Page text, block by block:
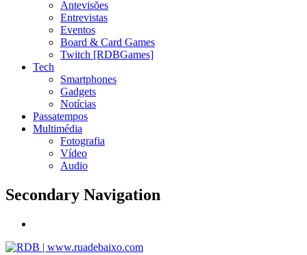
Antevisões
Entrevistas
Eventos
Board & Card Games
Twitch [RDBGames]
Tech
Smartphones
Gadgets
Notícias
Passatempos
Multimédia
Fotografia
Vídeo
Audio
Secondary Navigation